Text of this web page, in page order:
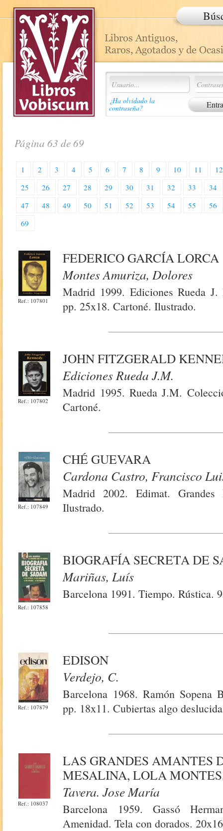
¿Ha olvidado la
contraseña?
Página 63 de 69
1 2 3 4 5 6 7 8 9 10 11
12
25
26 27 28 29 30 31 32 33
34
47
48 49 50 51 52 53 54 55
56
69
Ref.: 107801
FEDERICO GARCÍA LORCA
Montes Amuriza, Dolores
Madrid 1999. Ediciones Rueda
pp. 25x18. Cartoné. Ilustrado.
Ref.: 107802
JOHN FITZGERALD
Ediciones Rueda J.m.
Madrid 1995. Rueda J.M.
Cartoné.
Ref.: 107849
CHÉ GUEVARA
Cardona Castro, Francisco
Madrid 2002. Edimat.
Ilustrado.
Ref.: 107858
BIOGRAFÍA SECRETA DE
Mariñas, Luís
Barcelona 1991. Tiempo. Rústica.
Ref.: 107879
EDISON
Verdejo, C.
Barcelona 1968. Ramón Sopena
pp. 18x11. Cubiertas algo
Ref.: 108037
LAS GRANDES AMANTES
MESALINA, LOLA
Tavera. Jose María
Barcelona 1959. Gassó
Amenidad. Tela con dorados.